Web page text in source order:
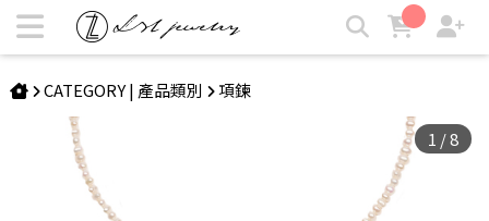
DERVLA | 小Y字天然珍珠項鍊 | LZL Jewelry 輕珠寶飾品
CATEGORY | 產品類別 項鍊
1 /8